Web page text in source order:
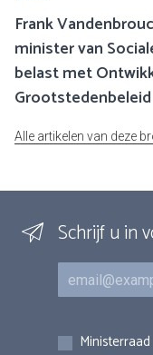
Frank
minister van
belast met
Grootstedenbeleid
Alle artikelen van deze
Schrijf u in
E-mail
Inschrijvingen
Ministerraad